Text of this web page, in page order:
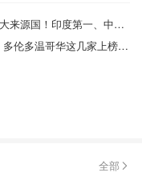
IRCC公布2022年加拿大新移民前10大来源国！印度第一、中国第二！
福布斯旅游指南发布全球最佳餐厅，多伦多温哥华这几家上榜！你吃过几家？
全部